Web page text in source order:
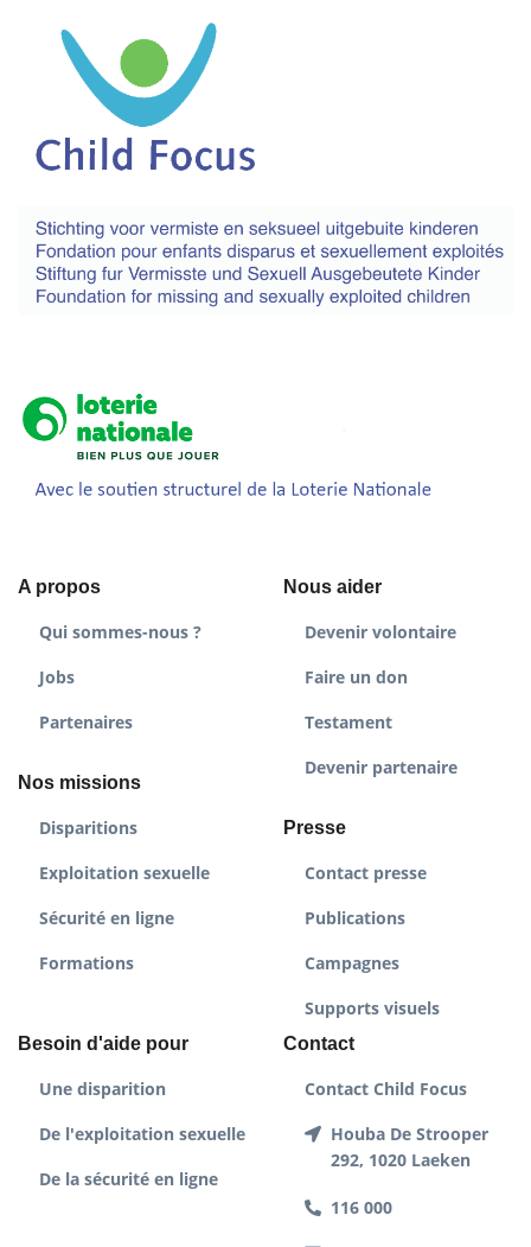
A propos
Qui sommes-nous ?
Jobs
Partenaires
Nos missions
Disparitions
Exploitation sexuelle
Sécurité en ligne
Formations
Nous aider
Devenir volontaire
Faire un don
Testament
Devenir partenaire
Presse
Contact presse
Publications
Campagnes
Supports visuels
Besoin d'aide pour
Une disparition
De l'exploitation sexuelle
De la sécurité en ligne
Contact
Contact Child Focus
Houba De Strooper
292, 1020 Laeken
116 000